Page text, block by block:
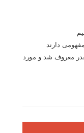
دارند
معروف شد و مورد